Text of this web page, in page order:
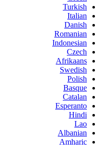
Turkish
Italian
Danish
Romanian
Indonesian
Czech
Afrikaans
Swedish
Polish
Basque
Catalan
Esperanto
Hindi
Lao
Albanian
Amharic